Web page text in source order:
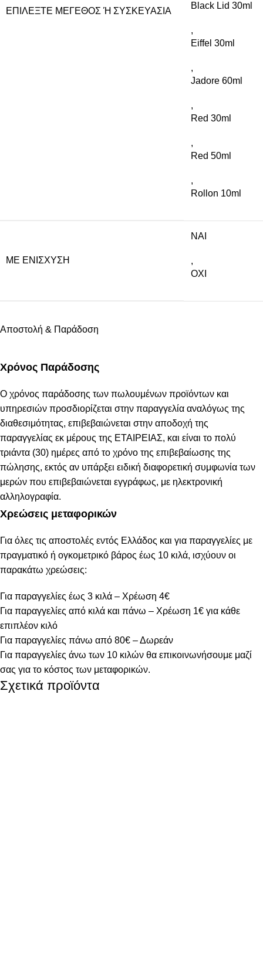
ΕΠΙΛΈΞΤΕ ΜΈΓΕΘΟΣ Ή ΣΥΣΚΕΥΑΣΊΑ
Black Lid 30ml
,
Eiffel 30ml
,
Jadore 60ml
,
Red 30ml
,
Red 50ml
,
Rollon 10ml
ΜΕ ΕΝΊΣΧΥΣΗ
NAI
,
ΟΧΙ
Αποστολή & Παράδοση
Χρόνος Παράδοσης
Ο χρόνος παράδοσης των πωλουμένων προϊόντων και
υπηρεσιών προσδιορίζεται στην παραγγελία αναλόγως της
διαθεσιμότητας, επιβεβαιώνεται στην αποδοχή της
παραγγελίας εκ μέρους της ΕΤΑΙΡΕΙΑΣ, και είναι το πολύ
τριάντα (30) ημέρες από το χρόνο της επιβεβαίωσης της
πώλησης, εκτός αν υπάρξει ειδική διαφορετική συμφωνία των
μερών που επιβεβαιώνεται εγγράφως, με ηλεκτρονική
αλληλογραφία.
Χρεώσεις μεταφορικών
Για όλες τις αποστολές εντός Ελλάδος και για παραγγελίες με
πραγματικό ή ογκομετρικό βάρος έως 10 κιλά, ισχύουν οι
παρακάτω χρεώσεις:
Για παραγγελίες έως 3 κιλά – Χρέωση 4€
Για παραγγελίες από κιλά και πάνω – Χρέωση 1€ για κάθε
επιπλέον κιλό
Για παραγγελίες πάνω από 80€ – Δωρεάν
Για παραγγελίες άνω των 10 κιλών θα επικοινωνήσουμε μαζί
σας για το κόστος των μεταφορικών.
Σχετικά προϊόντα